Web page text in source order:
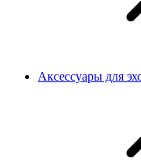
Аксессуары для